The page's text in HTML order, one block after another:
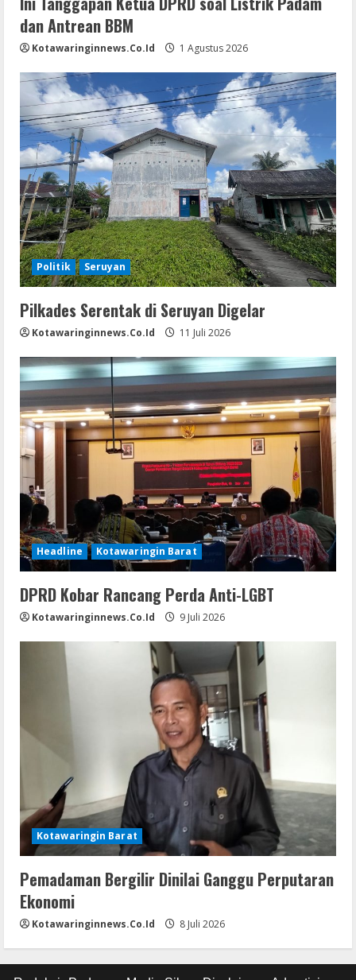
dan Antrean BBM
Kotawaringinnews.co.id 1 Agustus 2026
Politik Seruyan
Pilkades Serentak di Seruyan Digelar
Kotawaringinnews.co.id 11 Juli 2026
Headline Kotawaringin Barat
DPRD Kobar Rancang Perda Anti-LGBT
Kotawaringinnews.co.id 9 Juli 2026
Kotawaringin Barat
Pemadaman Bergilir Dinilai Ganggu Perputaran
Ekonomi
Kotawaringinnews.co.id 8 Juli 2026